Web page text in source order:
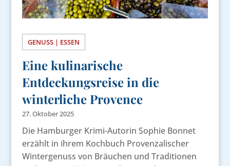
GENUSS | ESSEN
Eine kulinarische
Entdeckungsreise in die
winterliche Provence
27. Oktober 2025
Die Hamburger Krimi-Autorin Sophie Bonnet
erzählt in ihrem Kochbuch Provenzalischer
Wintergenuss von Bräuchen und Traditionen